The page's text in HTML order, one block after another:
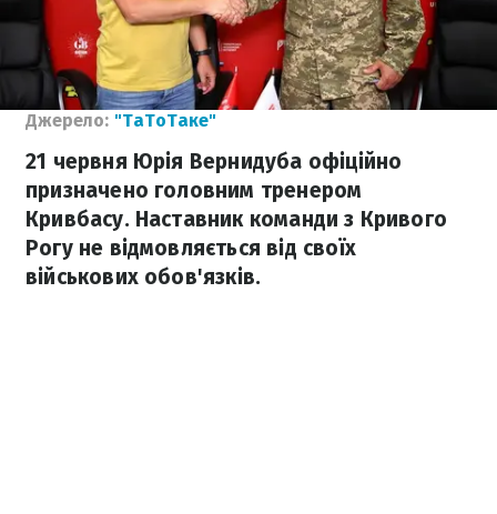
Джерело: "ТаТоТаке"
21 червня Юрія Вернидуба офіційно
призначено головним тренером
Кривбасу. Наставник команди з Кривого
Рогу не відмовляється від своїх
військових обов'язків.